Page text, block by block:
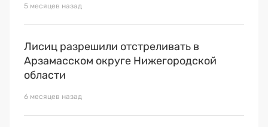
5 месяцев назад
Лисиц разрешили отстреливать в
Арзамасском округе Нижегородской
области
6 месяцев назад